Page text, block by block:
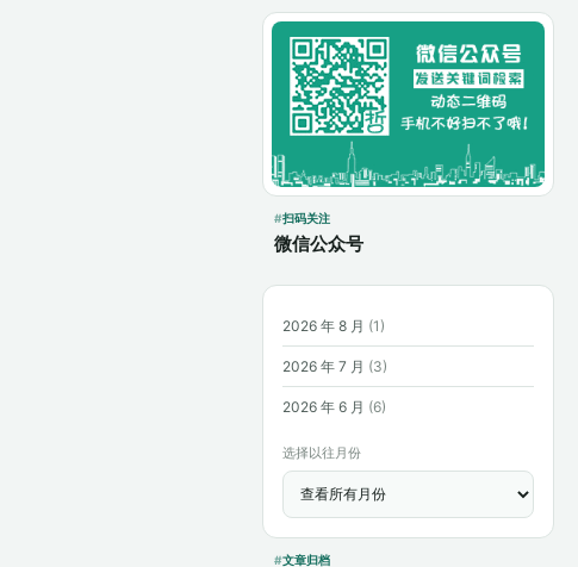
扫码关注
微信公众号
2026 年 8 月 (1)
2026 年 7 月 (3)
2026 年 6 月 (6)
选择以往月份
文章归档